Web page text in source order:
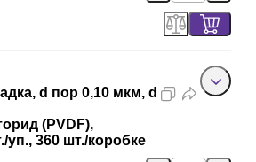
d пор 0,10 мкм, d
(PVDF),
360 шт./коробке